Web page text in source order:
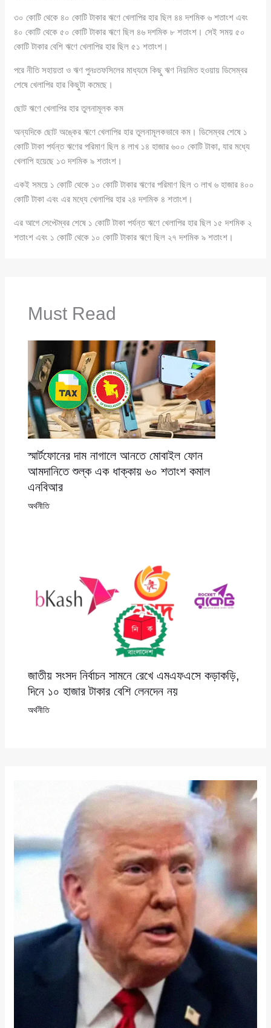
৩০ কোটি থেকে ৪০ কোটি টাকার ঋণে খেলাপির হার ছিল ৪৪ দশমিক ৬ শতাংশ এবং
৪০ কোটি থেকে ৫০ কোটি টাকার ঋণে ছিল ৪৬ দশমিক ৮ শতাংশ। সেই সময় ৫০
কোটি টাকার বেশি ঋণে খেলাপির হার ছিল ৫১ শতাংশ।
পরে নীতি সহায়তা ও ঋণ পুনঃতফসিলের মাধ্যমে কিছু ঋণ নিয়মিত হওয়ায় ডিসেম্বর
শেষে খেলাপির হার কিছুটা কমেছে।
ছোট ঋণে খেলাপির হার তুলনামূলক কম
অন্যদিকে ছোট অঙ্কের ঋণে খেলাপির হার তুলনামূলকভাবে কম। ডিসেম্বর শেষে ১
কোটি টাকা পর্যন্ত ঋণের পরিমাণ ছিল ৪ লাখ ১৪ হাজার ৬০০ কোটি টাকা, যার মধ্যে
খেলাপি হয়েছে ১৩ দশমিক ৯ শতাংশ।
একই সময়ে ১ কোটি থেকে ১০ কোটি টাকার ঋণের পরিমাণ ছিল ৩ লাখ ৬ হাজার ৪০০
কোটি টাকা এবং এর মধ্যে খেলাপির হার ২৪ দশমিক ৪ শতাংশ।
এর আগে সেপ্টেম্বর শেষে ১ কোটি টাকা পর্যন্ত ঋণে খেলাপির হার ছিল ১৫ দশমিক ২
শতাংশ এবং ১ কোটি থেকে ১০ কোটি টাকার ঋণে ছিল ২৭ দশমিক ৯ শতাংশ।
Must Read
স্মার্টফোনের দাম নাগালে আনতে মোবাইল ফোন
আমদানিতে শুল্ক এক ধাক্কায় ৬০ শতাংশ কমাল
এনবিআর
অর্থনীতি
জাতীয় সংসদ নির্বাচন সামনে রেখে এমএফএসে কড়াকড়ি,
দিনে ১০ হাজার টাকার বেশি লেনদেন নয়
অর্থনীতি